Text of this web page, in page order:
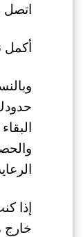
اتصل بأرقام
أكمل
إذا
خارج